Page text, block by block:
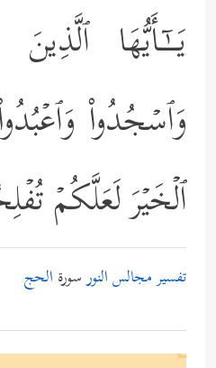
یَــٰۤـأَیُّهَا
وَٱسۡجُدُواْ
ٱلۡخَیۡرَ لَعَلَّكُمۡ
تفسير مجالس النورسورة الحج